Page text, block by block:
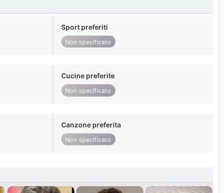
Sport preferiti
Non specificato
Cucine preferite
Non specificato
Canzone preferita
Non specificato